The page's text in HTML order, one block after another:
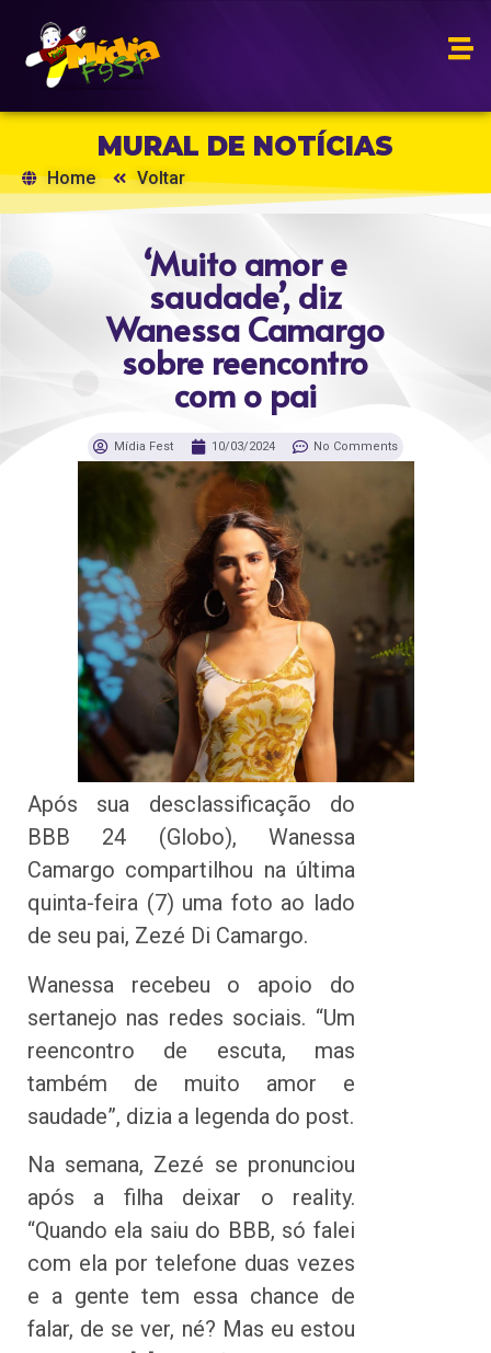
MURAL DE NOTÍCIAS
Home Voltar
‘Muito amor e
saudade’, diz
Wanessa Camargo
sobre reencontro
com o pai
Mídia Fest 10/03/2024 No Comments
Após sua desclassificação do
BBB 24 (Globo), Wanessa
Camargo compartilhou na última
quinta-feira (7) uma foto ao lado
de seu pai, Zezé Di Camargo.
Wanessa recebeu o apoio do
sertanejo nas redes sociais. “Um
reencontro de escuta, mas
também de muito amor e
saudade”, dizia a legenda do post.
Na semana, Zezé se pronunciou
após a filha deixar o reality.
“Quando ela saiu do BBB, só falei
com ela por telefone duas vezes
e a gente tem essa chance de
falar, de se ver, né? Mas eu estou